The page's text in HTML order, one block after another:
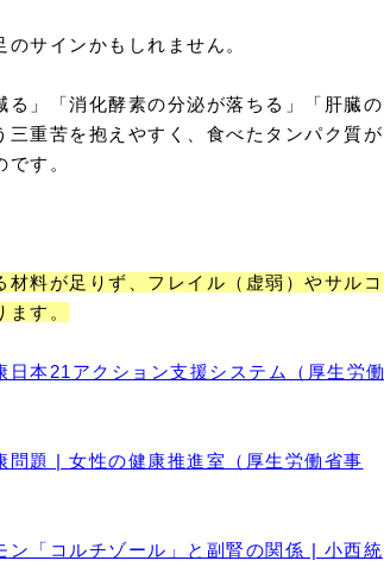
サインかもしれません。
る」「消化酵素の分泌が落ちる」「肝臓の
三重苦を抱えやすく、食べたタンパク質が
す。
材料が足りず、フレイル（虚弱）やサルコ
す。
本21アクション支援システム（厚生労働
題 | 女性の健康推進室（厚生労働省事
「コルチゾール」と副腎の関係 | 小西統